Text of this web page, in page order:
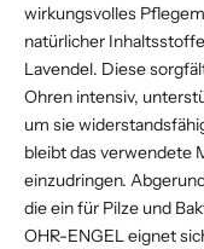
wirkungsvolles
natürlicher
Lavendel. Diese
Ohren intensiv,
um sie
bleibt das verwendete
einzudringen.
die ein für Pilze und
OHR-ENGEL eignet